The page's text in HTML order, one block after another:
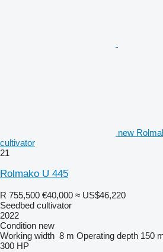
new
cultivator
21
Rolmako U 445
R 755,500 €40,000 ≈ US$46,220
Seedbed cultivator
2022
Condition new
Working width 8 m Operating depth 150
300 HP